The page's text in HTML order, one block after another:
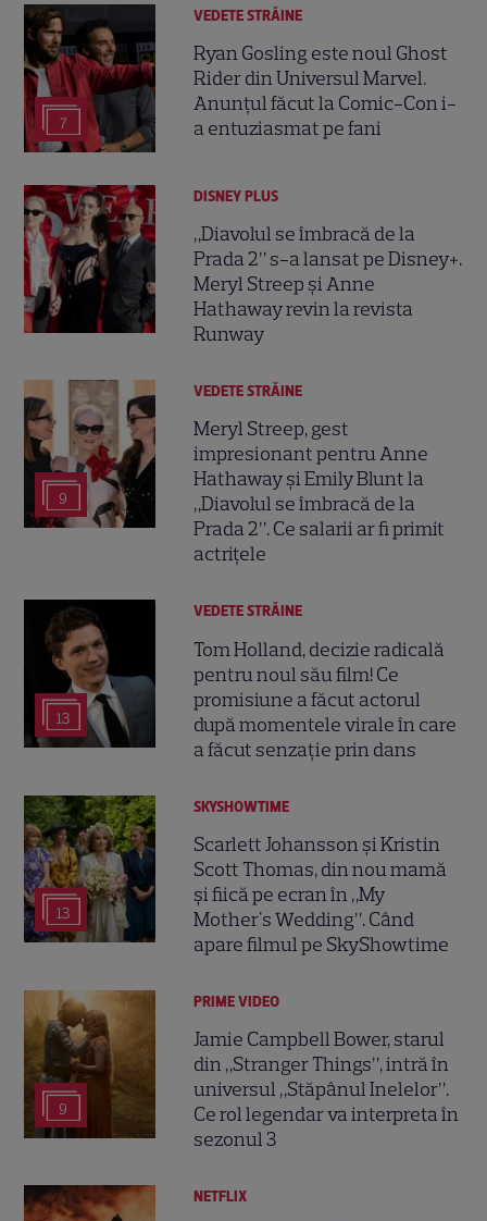
7
VEDETE STRĂINE
Ryan Gosling este noul Ghost
Rider din Universul Marvel.
Anunțul făcut la Comic-Con i-
a entuziasmat pe fani
DISNEY PLUS
„Diavolul se îmbracă de la
Prada 2” s-a lansat pe Disney+.
Meryl Streep și Anne
Hathaway revin la revista
Runway
9
VEDETE STRĂINE
Meryl Streep, gest
impresionant pentru Anne
Hathaway și Emily Blunt la
„Diavolul se îmbracă de la
Prada 2”. Ce salarii ar fi primit
actrițele
13
VEDETE STRĂINE
Tom Holland, decizie radicală
pentru noul său film! Ce
promisiune a făcut actorul
după momentele virale în care
a făcut senzație prin dans
13
SKYSHOWTIME
Scarlett Johansson și Kristin
Scott Thomas, din nou mamă
și fiică pe ecran în „My
Mother's Wedding”. Când
apare filmul pe SkyShowtime
9
PRIME VIDEO
Jamie Campbell Bower, starul
din „Stranger Things”, intră în
universul „Stăpânul Inelelor”.
Ce rol legendar va interpreta în
sezonul 3
NETFLIX